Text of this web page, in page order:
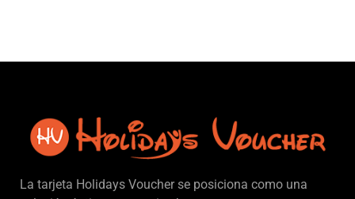
La tarjeta Holidays Voucher se posiciona como una